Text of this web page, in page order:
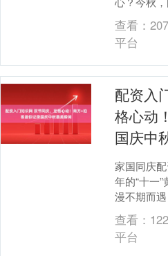
领导品牌
选演唱组
查看：207
平台
配资入
格心动
国庆中
家国同庆
年的“十一
漫不期而
9月14日
+....
查看： 122
平台